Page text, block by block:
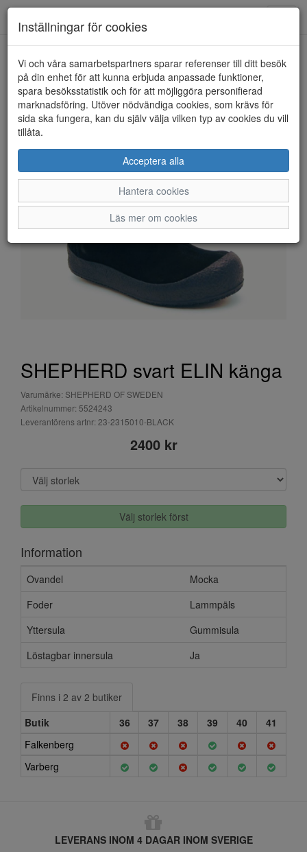
HEM SHEPHERD OF SWEDEN
SHEPHERD svart ELIN känga
Varumärke: SHEPHERD OF SWEDEN
Artikelnummer: 5524243
Leverantörens artnr: 23-2315010-BLACK
2400 kr
Välj storlek först
Information
Ovandel
Mocka
Foder
Lammpäls
Yttersula
Gummisula
Löstagbar innersula
Ja
Finns i 2 av 2 butiker
Butik
36 37 38 39 40
41
Falkenberg
Varberg
LEVERANS INOM 4 DAGAR INOM SVERIGE
Inställningar för cookies
Vi och våra samarbetspartners sparar referenser till ditt besök
på din enhet för att kunna erbjuda anpassade funktioner,
spara besöksstatistik och för att möjliggöra personifierad
marknadsföring. Utöver nödvändiga cookies, som krävs för
sida ska fungera, kan du själv välja vilken typ av cookies du vill
tillåta.
Acceptera alla
Hantera cookies
Läs mer om cookies